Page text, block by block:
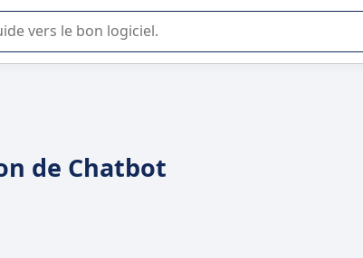
la sélection de logiciel SaaS en entreprise.
de Chatbot